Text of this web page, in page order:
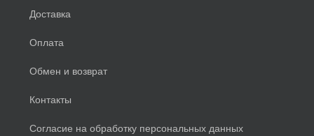
Доставка
Оплата
Обмен и возврат
Контакты
Согласие на обработку персональных данных